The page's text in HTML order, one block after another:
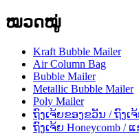
ໝວດໝູ່
Kraft Bubble Mailer
Air Column Bag
Bubble Mailer
Metallic Bubble Mailer
Poly Mailer
ຖົງເຈ້ຍຂອງຂວັນ / ຖົງເ
ຖົງເຈ້ຍ Honeycomb /